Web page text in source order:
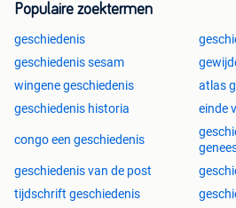
Populaire zoektermen
geschiedenis
geschiedenis sesam
wingene geschiedenis
atlas
geschiedenis historia
einde
congo een geschiedenis
geschiedenis van de post
tijdschrift geschiedenis